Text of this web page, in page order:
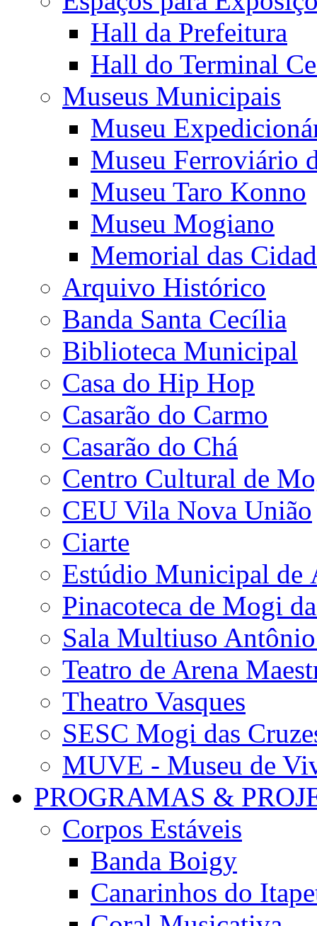
Hall da Prefeitura
Hall do Terminal
Museus Municipais
Museu
Museu Ferroviário
Museu Taro Konno
Museu Mogiano
Memorial das
Arquivo Histórico
Banda Santa Cecília
Biblioteca Municipal
Casa do Hip Hop
Casarão do Carmo
Casarão do Chá
Centro Cultural de
CEU Vila Nova União
Ciarte
Estúdio Municipal de
Pinacoteca de Mogi
Sala Multiuso
Teatro de Arena
Theatro Vasques
SESC Mogi das
MUVE - Museu de
PROGRAMAS &
Corpos Estáveis
Banda Boigy
Canarinhos do